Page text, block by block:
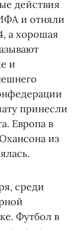
действия
и отняли
а хорошая
и
принесли
Европа в
из
среди
Футбол в